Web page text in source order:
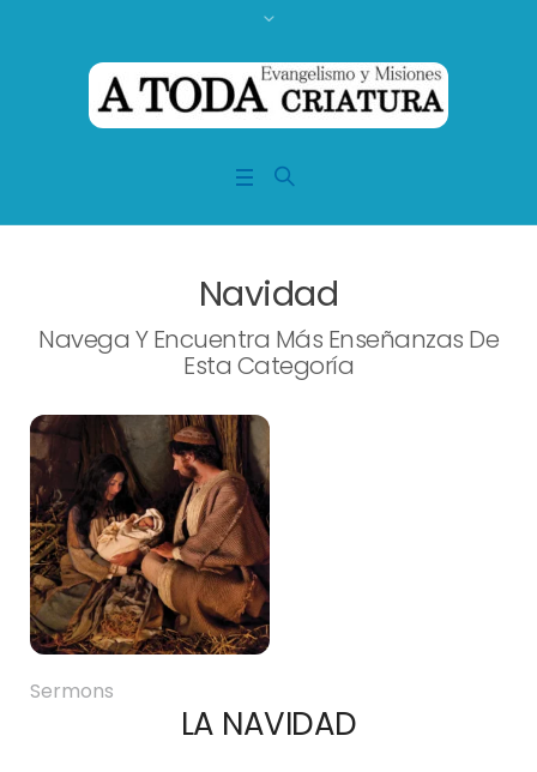
Navidad
Navega Y Encuentra Más Enseñanzas De
Esta Categoría
Sermons
LA NAVIDAD